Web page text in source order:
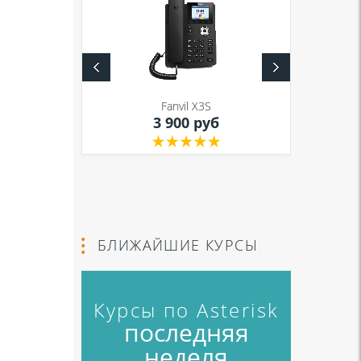
Fanvil X3S
3 900 руб
БЛИЖАЙШИЕ КУРСЫ
Курсы по Asterisk
последняя